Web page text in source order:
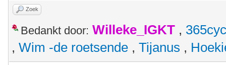
Zoek
Bedankt door: Willeke_IGKT ,
, Wim -de roetsende , Tijanus ,